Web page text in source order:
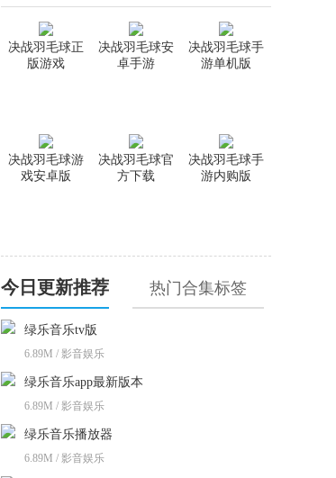
决战羽毛球手
游单机版
决战羽毛球安
卓手游
决战羽毛球正
版游戏
决战羽毛球手
游内购版
决战羽毛球官
方下载
决战羽毛球游
戏安卓版
今日更新推荐 热门合集标签
绿乐音乐tv版
6.89M / 影音娱乐
绿乐音乐app最新版本
6.89M / 影音娱乐
绿乐音乐播放器
6.89M / 影音娱乐